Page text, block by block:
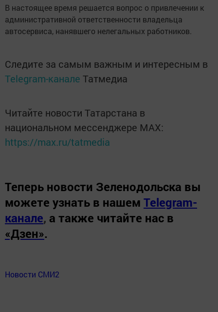
В настоящее время решается вопрос о привлечении к
административной ответственности владельца
автосервиса, нанявшего нелегальных работников.
Следите за самым важным и интересным в
Telegram-канале Татмедиа
Читайте новости Татарстана в
национальном мессенджере MАХ:
https://max.ru/tatmedia
Теперь новости Зеленодольска вы
можете узнать в нашем Telegram-
канале, а также читайте нас в
«Дзен».
Новости СМИ2